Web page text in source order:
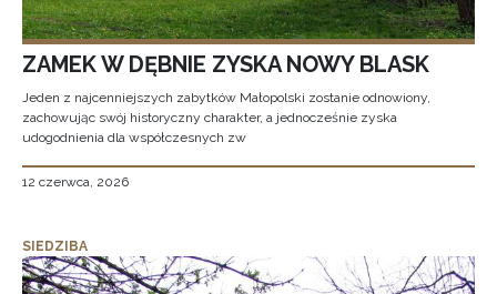
ZAMEK W DĘBNIE ZYSKA NOWY BLASK
Jeden z najcenniejszych zabytków Małopolski zostanie odnowiony,
zachowując swój historyczny charakter, a jednocześnie zyska
udogodnienia dla współczesnych zw
12 czerwca, 2026
SIEDZIBA